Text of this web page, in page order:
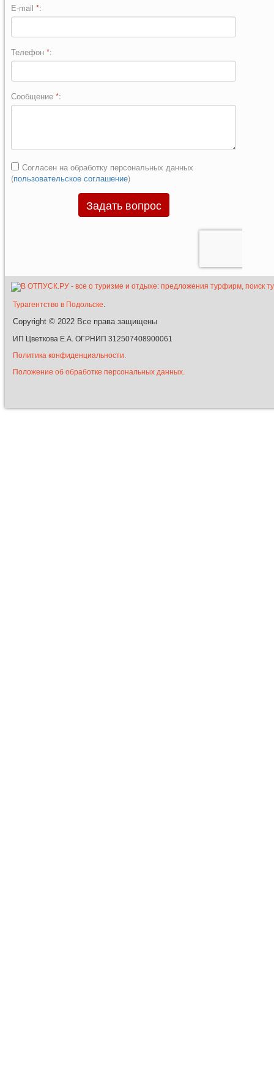
Турагентство в Подольске
Copyright © 2022 Все права защищены
ИП Цветкова Е.А. ОГРНИП 312507408900061
Политика конфиденциальности.
Положение об обработке персональных данных.